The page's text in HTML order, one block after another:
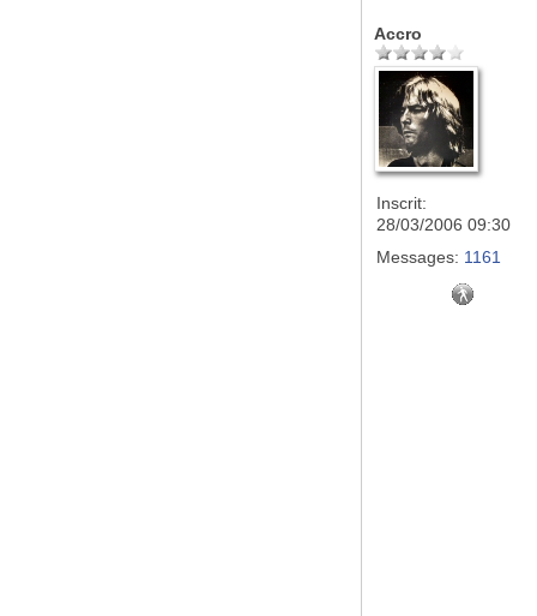
Accro
Inscrit:
28/03/2006 09:30
Messages: 1161